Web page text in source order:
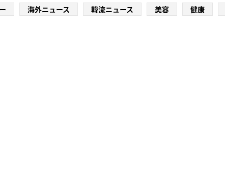
海外ニュース 韓流ニュース 美容 健康